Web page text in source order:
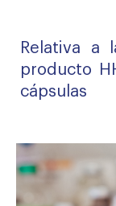
Relativa a
producto
cápsulas